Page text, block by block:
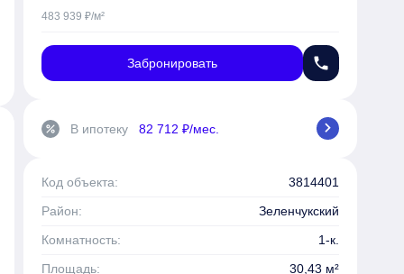
483 939 ₽/м²
Забронировать phone
percent В ипотеку 82 712 ₽/мес. chevron_right
Код объекта:
3814401
Район:
Зеленчукский
Комнатность:
1-к.
Площадь:
30,43 м²